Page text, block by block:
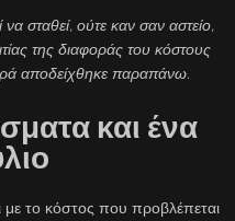
να σταθεί, ούτε καν σαν αστείο,
της διαφοράς του κόστους
αποδείχθηκε παραπάνω.
και ένα
με το κόστος που προβλέπεται